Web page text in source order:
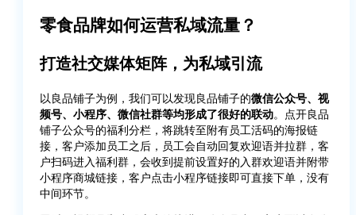
零食品牌如何运营私域流量？
打造社交媒体矩阵，为私域引流
以良品铺子为例，我们可以发现良品铺子的微信公众号、视
频号、小程序、微信社群等均形成了很好的联动。点开良品
铺子公众号的福利分栏，将跳转至附有员工活码的海报链
接，客户添加员工之后，员工会自动回复欢迎语并拉群，客
户扫码进入福利群，会收到提前设置好的入群欢迎语并附带
小程序商城链接，客户点击小程序链接即可直接下单，没有
中间环节。